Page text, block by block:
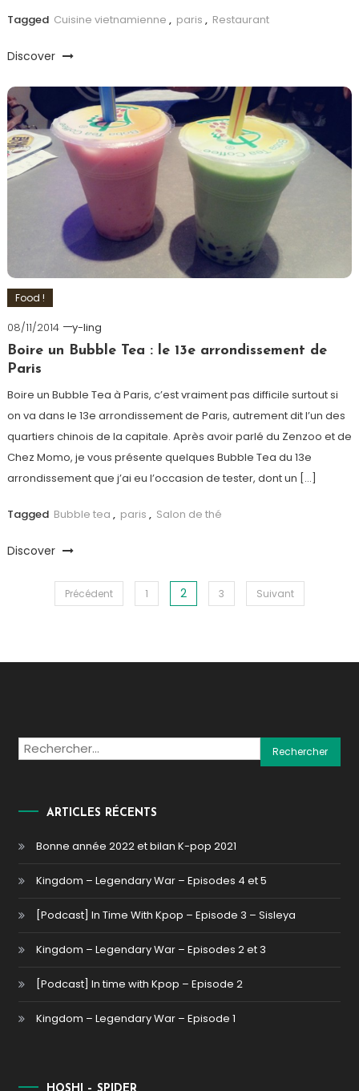
Tagged Cuisine vietnamienne , paris , Restaurant
Discover
Food !
08/11/2014
y-ling
Boire un Bubble Tea : le 13e arrondissement de
Paris
Boire un Bubble Tea à Paris, c’est vraiment pas difficile surtout si
on va dans le 13e arrondissement de Paris, autrement dit l’un des
quartiers chinois de la capitale. Après avoir parlé du Zenzoo et de
Chez Momo, je vous présente quelques Bubble Tea du 13e
arrondissement que j’ai eu l’occasion de tester, dont un […]
Tagged Bubble tea , paris , Salon de thé
Discover
Navigation des articles
Précédent 1 2 3 Suivant
Rechercher :
ARTICLES RÉCENTS
Bonne année 2022 et bilan K-pop 2021
Kingdom – Legendary War – Episodes 4 et 5
[Podcast] In Time With Kpop – Episode 3 – Sisleya
Kingdom – Legendary War – Episodes 2 et 3
[Podcast] In time with Kpop – Episode 2
Kingdom – Legendary War – Episode 1